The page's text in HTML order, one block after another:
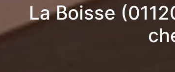
La Boisse